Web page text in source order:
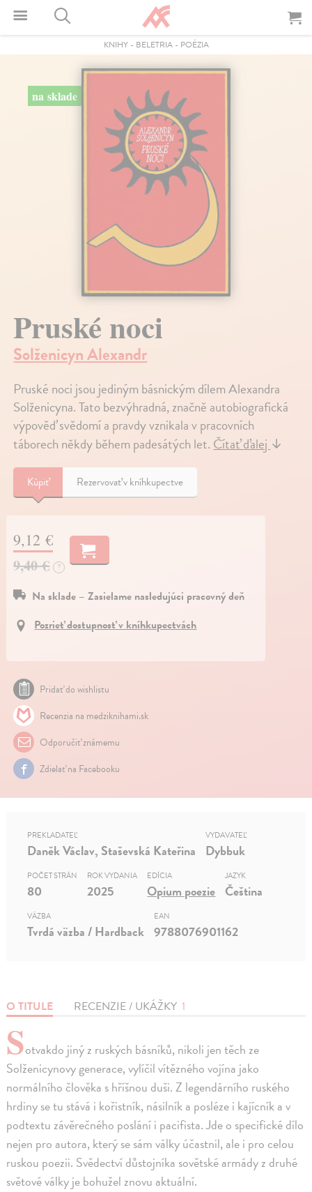
KNIHY- BELETRIA- POÉZIA
na sklade
Pruské noci
Solženicyn Alexandr
Pruské noci jsou jediným básnickým dílem Alexandra
Solženicyna. Tato bezvýhradná, značně autobiografická
výpověď svědomí a pravdy vznikala v pracovních
táborech někdy během padesátých let.Čítať ďalej↓
Kúpiť Rezervovať v kníhkupectve
9,12 €
9,40 € ?
Na sklade – Zasielame nasledujúci pracovný deň
Pozrieť dostupnosť v kníhkupectvách
Pridať do wishlistu
Recenzia na medziknihami.sk
Odporučiť známemu
Zdielať na Facebooku
O TITULE RECENZIE / UKÁŽKY 1
Sotvakdo jiný z ruských básníků, nikoli jen těch ze
Solženicynovy generace, vylíčil vítězného vojína jako
normálního člověka s hříšnou duši. Z legendárního ruského
hrdiny se tu stává i kořistník, násilník a posléze i kajícník a v
podtextu závěrečného poslání i pacifista. Jde o specifické dílo
nejen pro autora, který se sám války účastnil, ale i pro celou
ruskou poezii. Svědectví důstojníka sovětské armády z druhé
světové války je bohužel znovu aktuální.
PREKLADATEĽ
Daněk Václav, Staševská Kateřina
VYDAVATEĽ
Dybbuk
POČET STRÁN
80
ROK VYDANIA
2025
EDÍCIA
Opium poezie
JAZYK
Čeština
VÄZBA
Tvrdá väzba / Hardback
EAN
9788076901162